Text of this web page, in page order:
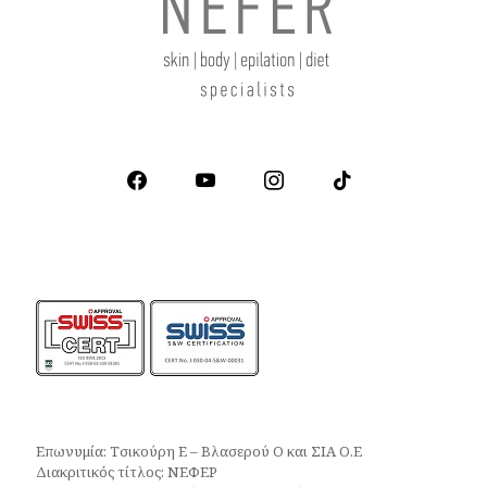
facebook youtube instagram tiktok
Επωνυμία: Τσικούρη Ε – Βλασερού Ο και ΣΙΑ Ο.Ε
Διακριτικός τίτλος: ΝΕΦΕΡ